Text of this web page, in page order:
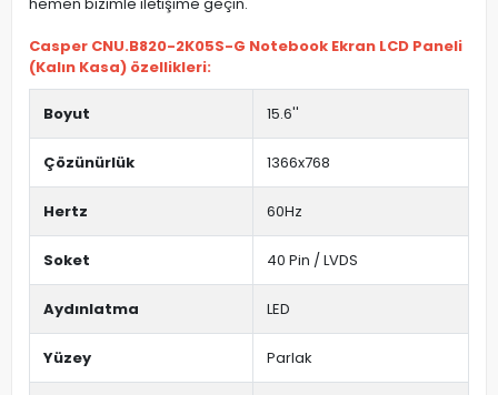
Casper CNU.B820-2K05S-G Notebook Ekran LCD Paneli
(Kalın Kasa) özellikleri:
Boyut 15.6''
Çözünürlük 1366x768
Hertz 60Hz
Soket 40 Pin / LVDS
Aydınlatma LED
Yüzey Parlak